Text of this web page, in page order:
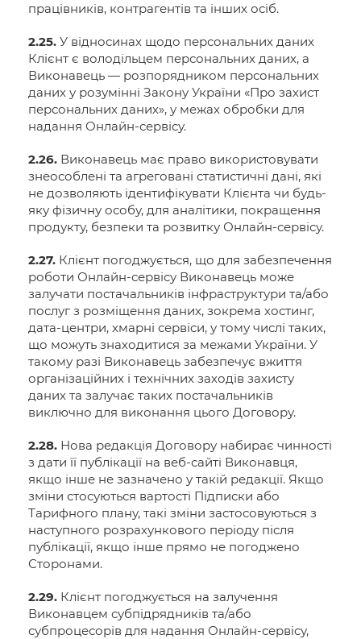
працівників, контрагентів та інших осіб.
2.25. У відносинах щодо персональних даних
Клієнт є володільцем персональних даних, а
Виконавець — розпорядником персональних
даних у розумінні Закону України «Про захист
персональних даних», у межах обробки для
надання Онлайн-сервісу.
2.26. Виконавець має право використовувати
знеособлені та агреговані статистичні дані, які
не дозволяють ідентифікувати Клієнта чи будь-
яку фізичну особу, для аналітики, покращення
продукту, безпеки та розвитку Онлайн-сервісу.
2.27. Клієнт погоджується, що для забезпечення
роботи Онлайн-сервісу Виконавець може
залучати постачальників інфраструктури та/або
послуг з розміщення даних, зокрема хостинг,
дата-центри, хмарні сервіси, у тому числі таких,
що можуть знаходитися за межами України. У
такому разі Виконавець забезпечує вжиття
організаційних і технічних заходів захисту
даних та залучає таких постачальників
виключно для виконання цього Договору.
2.28. Нова редакція Договору набирає чинності
з дати її публікації на веб-сайті Виконавця,
якщо інше не зазначено у такій редакції. Якщо
зміни стосуються вартості Підписки або
Тарифного плану, такі зміни застосовуються з
наступного розрахункового періоду після
публікації, якщо інше прямо не погоджено
Сторонами.
2.29. Клієнт погоджується на залучення
Виконавцем субпідрядників та/або
субпроцесорів для надання Онлайн-сервісу,